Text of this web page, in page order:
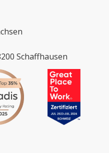
Schaffhausen